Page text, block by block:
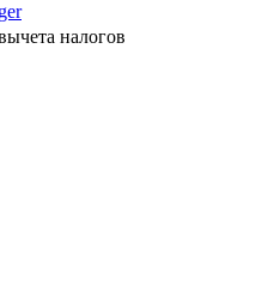
налогов